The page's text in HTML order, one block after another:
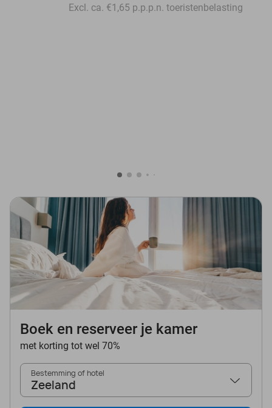
Excl. ca. €1,65 p.p.p.n. toeristenbelasting
Boek en reserveer je kamer
met korting tot wel 70%
Bestemming of hotel
Zeeland